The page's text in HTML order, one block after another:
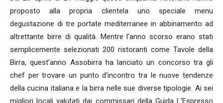
proposto alla propria clientela uno speciale menu
degustazione di tre portate mediterranee in abbinamento ad
altrettante birre di qualità. Mentre l’anno scorso erano stati
semplicemente selezionati 200 ristoranti come Tavole della
Birra, quest’anno Assobirra ha lanciato un concorso tra gli
chef per trovare un punto d’incontro tra le nuove tendenze
della cucina italiana e la birra nelle sue diverse tipologie. Ai sei
migliori locali valutati dai commissari della Guida L’Espresso